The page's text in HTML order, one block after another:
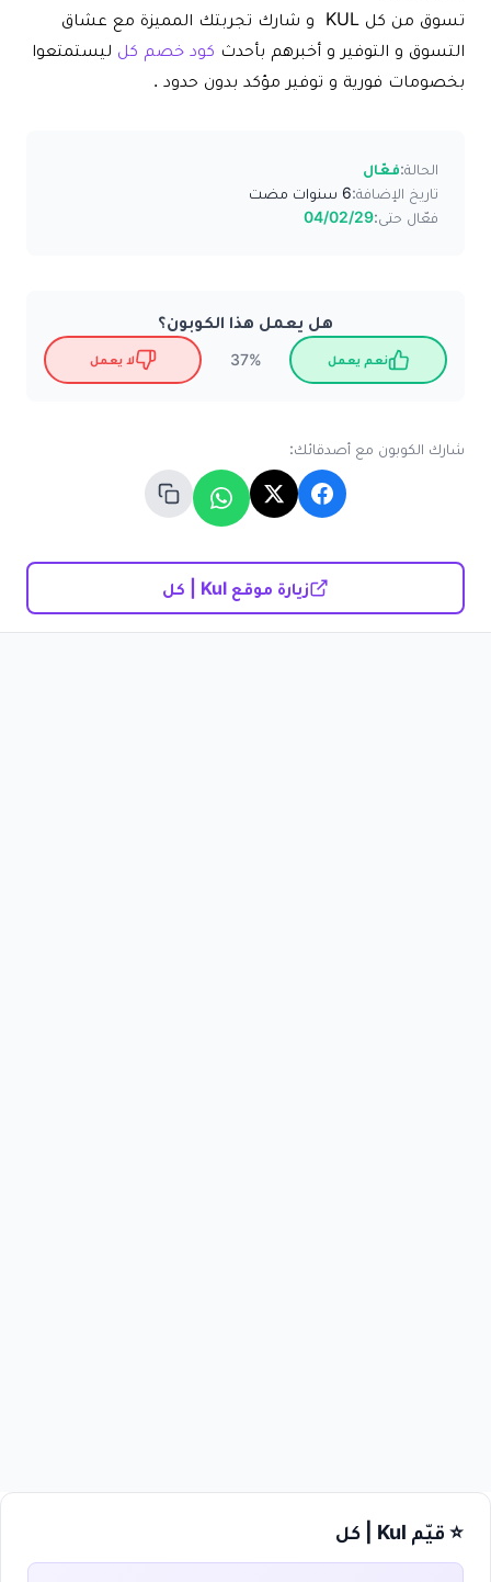
تسوق من كل KUL
و شارك تجربتك المميزة مع عشاق
التسوق و التوفير و أخبرهم بأحدث كود خصم كل ليستمتعوا
بخصومات فورية و توفير مؤكد بدون حدود .
الحالة:فعّال
تاريخ الإضافة:6 سنوات مضت
فعّال حتى:04/02/29
هل يعمل هذا الكوبون؟
نعم يعمل 37% لا يعمل
شارك الكوبون مع أصدقائك:
زيارة موقع Kul | كل
⭐ قيّم Kul | كل